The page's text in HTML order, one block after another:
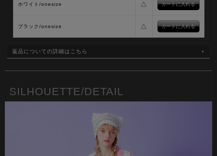
ホワイト/onesize △
ブラック/onesize △
返品についての詳細はこちら
SILHOUETTE/DETAIL